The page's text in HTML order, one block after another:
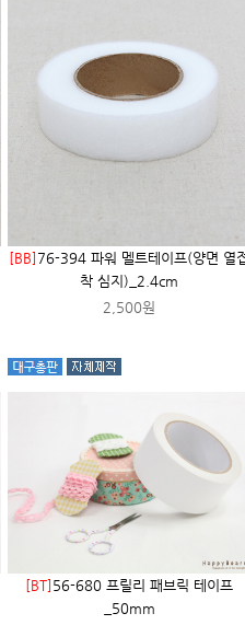
[BB] 76-394 파워 멜트테이프(양면 열
착 심지)_2.4cm
2,500원
[BT] 56-680 프릴리 패브릭 테이프
_50mm